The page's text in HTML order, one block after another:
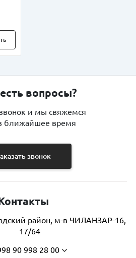
вопросы?
и мы свяжемся
ближайшее время
звонок
район, м-в ЧИЛАНЗАР-16,
17/64
90 998 28 00